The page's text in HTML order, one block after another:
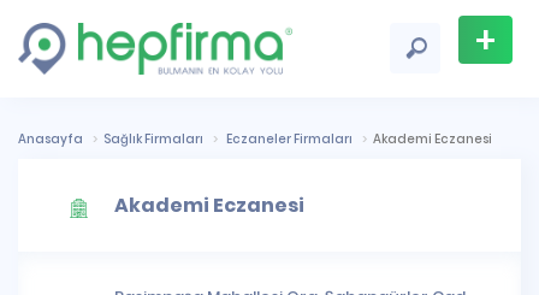
+
Ekle
Anasayfa Sağlık Firmaları Eczaneler Firmaları Akademi Eczanesi
Akademi Eczanesi